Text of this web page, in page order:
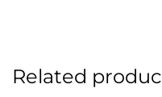
Related